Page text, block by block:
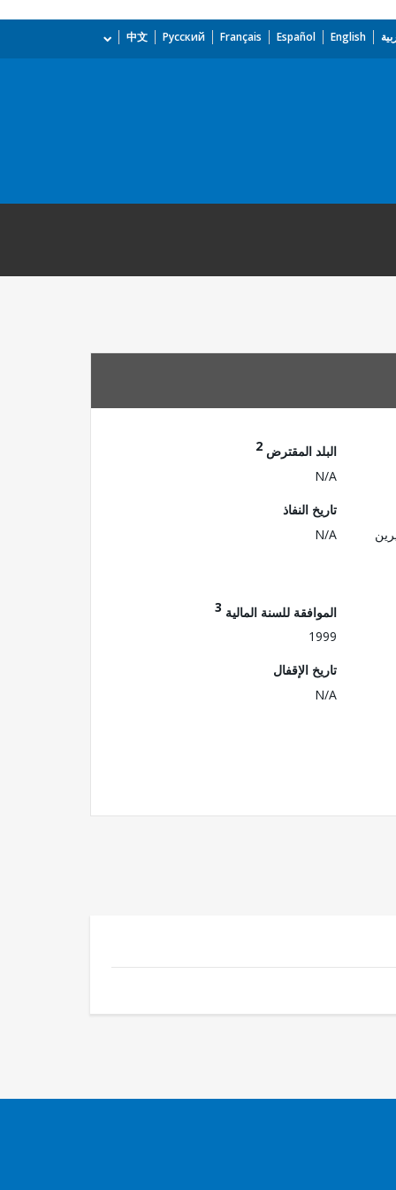
English
Español
Français
Русский
中文
البلد المقترض 2
N/A
تاريخ النفاذ
N/A
الموافقة للسنة المالية 3
1999
تاريخ الإقفال
N/A